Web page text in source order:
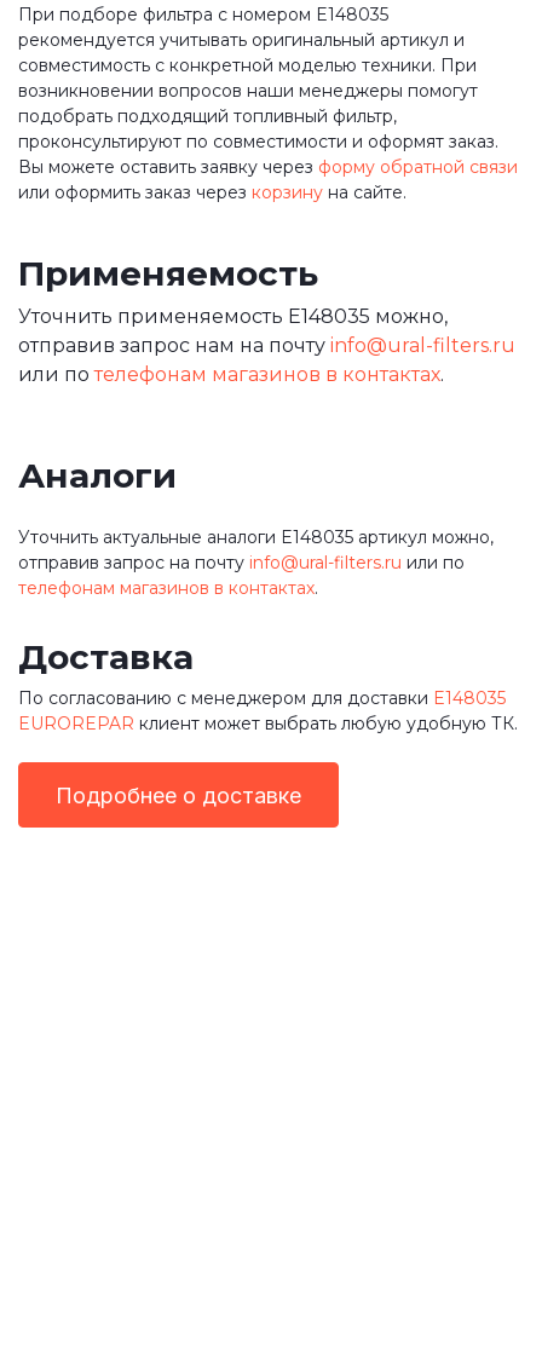
При подборе фильтра с номером E148035
рекомендуется учитывать оригинальный артикул и
совместимость с конкретной моделью техники. При
возникновении вопросов наши менеджеры помогут
подобрать подходящий топливный фильтр,
проконсультируют по совместимости и оформят заказ.
Вы можете оставить заявку через форму обратной связи
или оформить заказ через корзину на сайте.
Применяемость
Уточнить применяемость E148035 можно,
отправив запрос нам на почту info@ural-filters.ru
или потелефонам магазинов в контактах.
Аналоги
Уточнить актуальные аналоги E148035 артикул можно,
отправив запрос на почту info@ural-filters.ru или по
телефонам магазинов в контактах.
Доставка
По согласованию с менеджером для доставки E148035
EUROREPAR клиент может выбрать любую удобную ТК.
Подробнее о доставке